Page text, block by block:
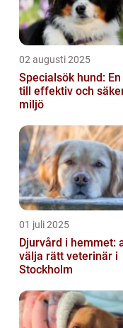
02 augusti 2025
Specialsök hund:
till effektiv och
miljö
01 juli 2025
Djurvård i hemmet:
välja rätt veterinär i
Stockholm